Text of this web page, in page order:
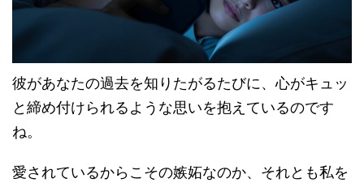
彼があなたの過去を知りたがるたびに、心がキュッ
と締め付けられるような思いを抱えているのです
ね。
愛されているからこその嫉妬なのか、それとも私を